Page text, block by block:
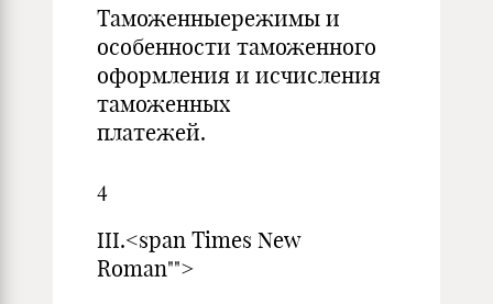
Таможенныережимы и
особенности таможенного
оформления и исчисления
таможенных
платежей.
4
III.<span Times New
Roman"">